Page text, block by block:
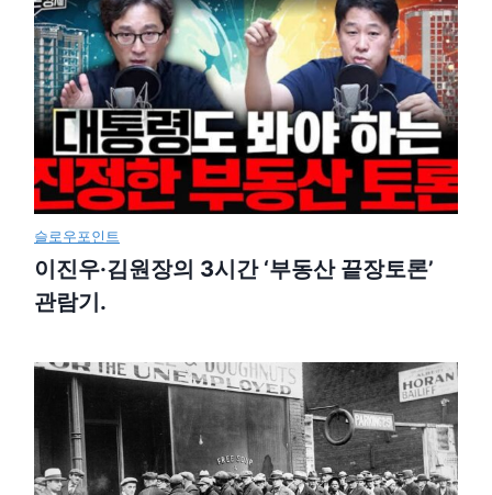
슬로우포인트
이진우·김원장의 3시간 ‘부동산 끝장토론’
관람기.